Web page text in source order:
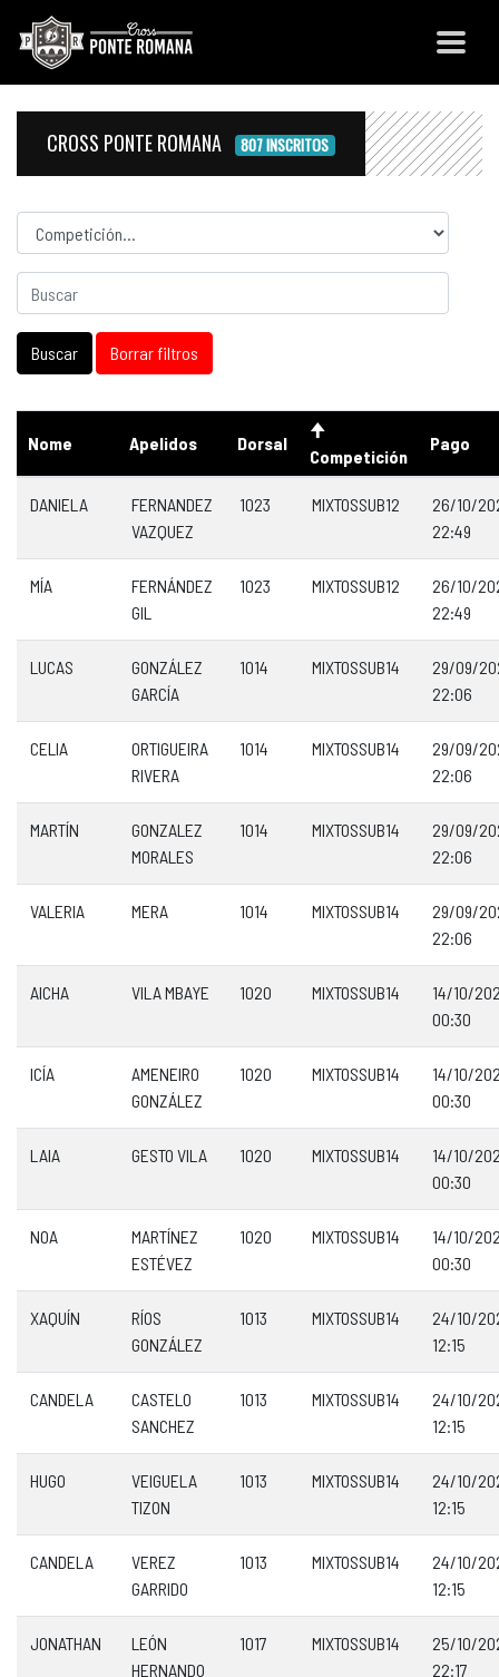
CROSS PONTE ROMANA 807 INSCRITOS
Competicion
Nome Apelidos Dorsal
Competición
Pago
DANIELA
FERNANDEZ
VAZQUEZ
1023 MIXTOSSUB12
26/10/
22:49
MÍA
FERNÁNDEZ
GIL
1023 MIXTOSSUB12
26/10/
22:49
LUCAS
GONZÁLEZ
GARCÍA
1014 MIXTOSSUB14
29/09/
22:06
CELIA
ORTIGUEIRA
RIVERA
1014 MIXTOSSUB14
29/09/
22:06
MARTÍN
GONZALEZ
MORALES
1014 MIXTOSSUB14
29/09/
22:06
VALERIA MERA 1014 MIXTOSSUB14
29/09/
22:06
AICHA VILA MBAYE 1020 MIXTOSSUB14
14/10/
00:30
ICÍA
AMENEIRO
GONZÁLEZ
1020 MIXTOSSUB14
14/10/
00:30
LAIA GESTO VILA 1020 MIXTOSSUB14
14/10/
00:30
NOA
MARTÍNEZ
ESTÉVEZ
1020 MIXTOSSUB14
14/10/
00:30
XAQUÍN
RÍOS
GONZÁLEZ
1013 MIXTOSSUB14
24/10/
12:15
CANDELA
CASTELO
SANCHEZ
1013 MIXTOSSUB14
24/10/
12:15
HUGO
VEIGUELA
TIZON
1013 MIXTOSSUB14
24/10/
12:15
CANDELA
VEREZ
GARRIDO
1013 MIXTOSSUB14
24/10/
12:15
JONATHAN
LEÓN
HERNANDO
1017 MIXTOSSUB14
25/10/
22:17